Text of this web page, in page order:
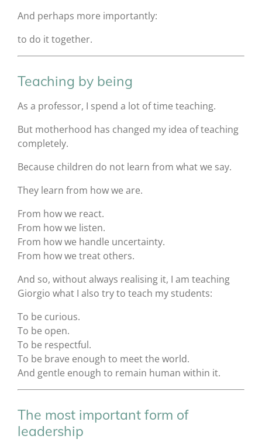
And perhaps more importantly:
to do it together.
Teaching by being
As a professor, I spend a lot of time teaching.
But motherhood has changed my idea of teaching
completely.
Because children do not learn from what we say.
They learn from how we are.
From how we react.
From how we listen.
From how we handle uncertainty.
From how we treat others.
And so, without always realising it, I am teaching
Giorgio what I also try to teach my students:
To be curious.
To be open.
To be respectful.
To be brave enough to meet the world.
And gentle enough to remain human within it.
The most important form of
leadership